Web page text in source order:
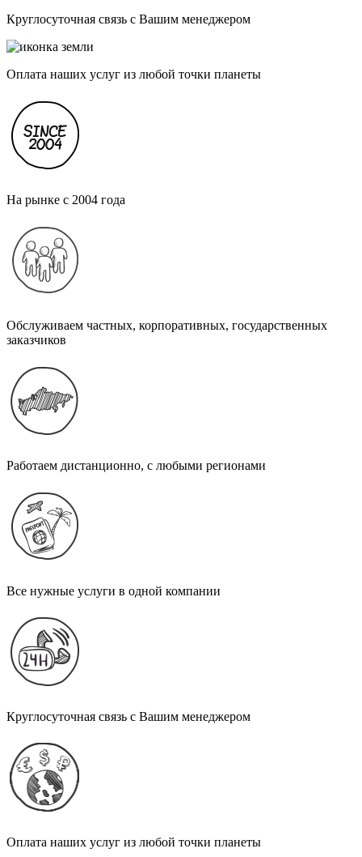
Круглосуточная связь с Вашим менеджером
Оплата наших услуг из любой точки планеты
На рынке с 2004 года
Обслуживаем частных, корпоративных, государственных
заказчиков
Работаем дистанционно, с любыми регионами
Все нужные услуги в одной компании
Круглосуточная связь с Вашим менеджером
Оплата наших услуг из любой точки планеты